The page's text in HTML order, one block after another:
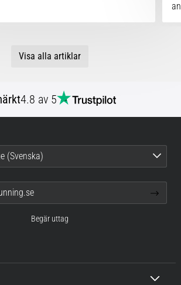
Visa alla artiklar
4.8 av 5
(Svenska)
Begär uttag